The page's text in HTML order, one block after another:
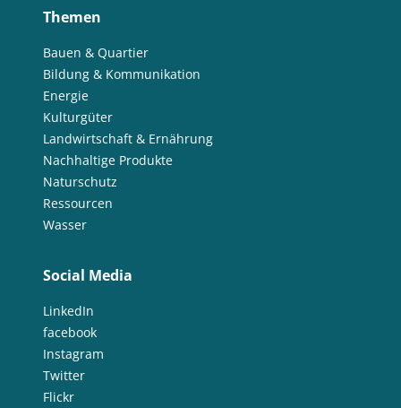
Themen
Bauen & Quartier
Bildung & Kommunikation
Energie
Kulturgüter
Landwirtschaft & Ernährung
Nachhaltige Produkte
Naturschutz
Ressourcen
Wasser
Social Media
LinkedIn
facebook
Instagram
Twitter
Flickr